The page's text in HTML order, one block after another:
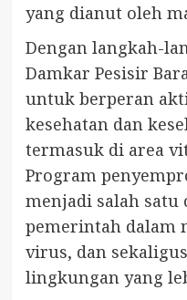
yang dianut oleh
Dengan langkah-
Damkar Pesisir
untuk berperan
kesehatan dan
termasuk di area
Program
menjadi salah
pemerintah dalam
virus, dan
lingkungan yang